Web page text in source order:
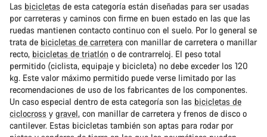
Las bicicletas de esta categoría están diseñadas para ser usadas
por carreteras y caminos con firme en buen estado en las que las
ruedas mantienen contacto continuo con el suelo. Por lo general se
trata de bicicletas de carretera con manillar de carretera o manillar
recto, bicicletas de triatlón o de contrarreloj. El peso total
permitido (ciclista, equipaje y bicicleta) no debe exceder los 120
kg. Este valor máximo permitido puede verse limitado por las
recomendaciones de uso de los fabricantes de los componentes.
Un caso especial dentro de esta categoría son las bicicletas de
ciclocross y gravel, con manillar de carretera y frenos de disco o
cantilever. Estas bicicletas también son aptas para rodar por